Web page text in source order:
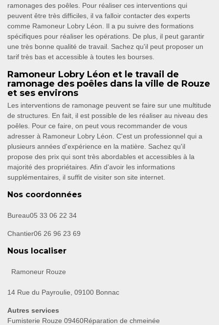
ramonages des poêles. Pour réaliser ces interventions qui
peuvent être très difficiles, il va falloir contacter des experts
comme Ramoneur Lobry Léon. Il a pu suivre des formations
spécifiques pour réaliser les opérations. De plus, il peut garantir
une très bonne qualité de travail. Sachez qu'il peut proposer un
tarif très bas et accessible à toutes les bourses.
Ramoneur Lobry Léon et le travail de
ramonage des poêles dans la ville de Rouze
et ses environs
Les interventions de ramonage peuvent se faire sur une multitude
de structures. En fait, il est possible de les réaliser au niveau des
poêles. Pour ce faire, on peut vous recommander de vous
adresser à Ramoneur Lobry Léon. C'est un professionnel qui a
plusieurs années d'expérience en la matière. Sachez qu'il
propose des prix qui sont très abordables et accessibles à la
majorité des propriétaires. Afin d'avoir les informations
supplémentaires, il suffit de visiter son site internet.
Nos coordonnées
Bureau05 33 06 22 34
Chantier06 26 96 23 69
Nous localiser
Ramoneur Rouze
14 Rue du Payroulie, 09100 Bonnac
Autres services
Fumisterie Rouze 09460Réparation de chmeinée